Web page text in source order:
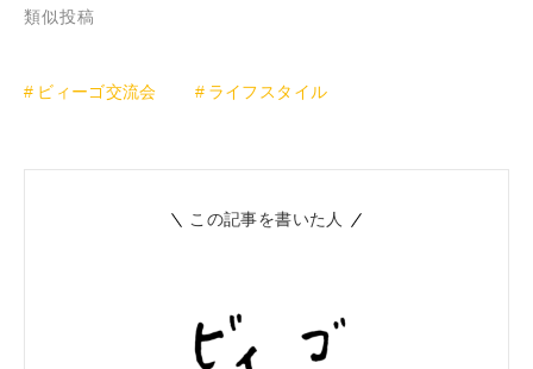
類似投稿
ビィーゴ交流会 ライフスタイル
この記事を書いた人